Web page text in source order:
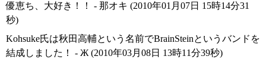
優恵ち、大好き！！ - 那オキ (2010年01月07日 15時14分31
秒)
Kohsuke氏は秋田高輔という名前でBrainSteinというバンドを
結成しました！ - Ж (2010年03月08日 13時11分39秒)